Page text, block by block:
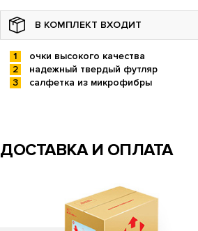
В КОМПЛЕКТ ВХОДИТ
очки высокого качества
надежный твердый футляр
салфетка из микрофибры
ДОСТАВКА И ОПЛАТА